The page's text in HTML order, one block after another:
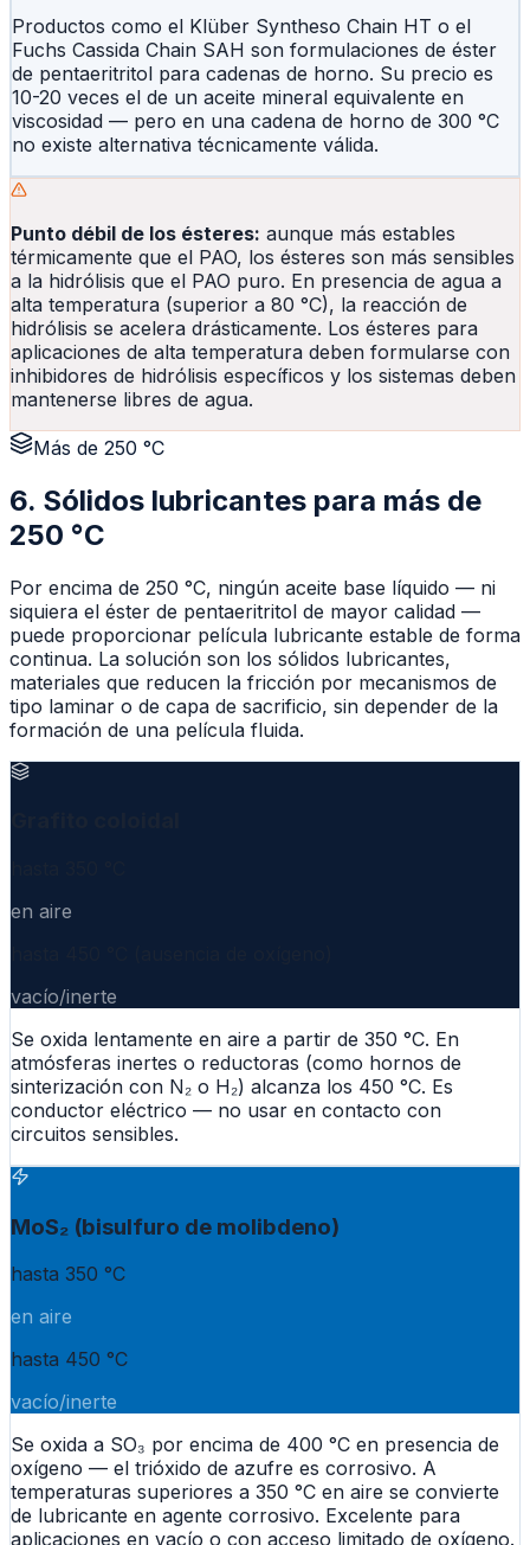
Productos como el Klüber Syntheso Chain HT o el
Fuchs Cassida Chain SAH son formulaciones de éster
de pentaeritritol para cadenas de horno. Su precio es
10-20 veces el de un aceite mineral equivalente en
viscosidad — pero en una cadena de horno de 300 °C
no existe alternativa técnicamente válida.
Punto débil de los ésteres: aunque más estables
térmicamente que el PAO, los ésteres son más sensibles
a la hidrólisis que el PAO puro. En presencia de agua a
alta temperatura (superior a 80 °C), la reacción de
hidrólisis se acelera drásticamente. Los ésteres para
aplicaciones de alta temperatura deben formularse con
inhibidores de hidrólisis específicos y los sistemas deben
mantenerse libres de agua.
Más de 250 °C
6. Sólidos lubricantes para más de
250 °C
Por encima de 250 °C, ningún aceite base líquido — ni
siquiera el éster de pentaeritritol de mayor calidad —
puede proporcionar película lubricante estable de forma
continua. La solución son los sólidos lubricantes,
materiales que reducen la fricción por mecanismos de
tipo laminar o de capa de sacrificio, sin depender de la
formación de una película fluida.
en aire
vacío/inerte
Se oxida lentamente en aire a partir de 350 °C. En
atmósferas inertes o reductoras (como hornos de
sinterización con N₂ o H₂) alcanza los 450 °C. Es
conductor eléctrico — no usar en contacto con
circuitos sensibles.
MoS₂ (bisulfuro de molibdeno)
hasta 350 °C
en aire
hasta 450 °C
vacío/inerte
Se oxida a SO₃ por encima de 400 °C en presencia de
oxígeno — el trióxido de azufre es corrosivo. A
temperaturas superiores a 350 °C en aire se convierte
de lubricante en agente corrosivo. Excelente para
aplicaciones en vacío o con acceso limitado de oxígeno.